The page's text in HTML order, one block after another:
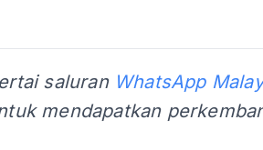
saluran WhatsApp
mendapatkan